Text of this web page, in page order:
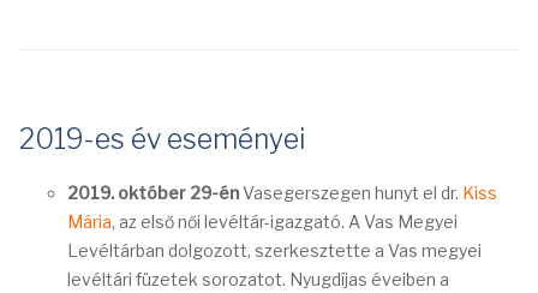
2019-es év eseményei
2019. október 29-énVasegerszegen hunyt el dr. Kiss
Mária, az első női levéltár-igazgató. A Vas Megyei
Levéltárban dolgozott, szerkesztette a Vas megyei
levéltári füzetek sorozatot. Nyugdíjas éveiben a